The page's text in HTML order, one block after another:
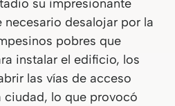
su impresionante
necesario desalojar por la
pobres que
instalar el edificio, los
las vías de acceso
ciudad, lo que provocó